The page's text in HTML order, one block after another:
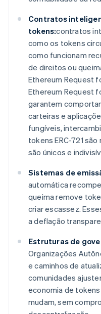
Contratos
tokens:contratos
como os tokens
como funcionam
de direitos ou
Ethereum Request
Ethereum Request
garantem
carteiras e
fungíveis,
tokens ERC-721
são únicos e
Sistemas de
automática
queima remove
criar escassez.
a deflação
Estruturas de
Organizações
e caminhos de
comunidades
economia de
mudam, sem